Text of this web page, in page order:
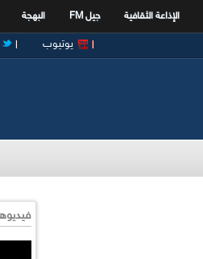
الإذاعة الثقافية جيل FM البهجة
يوتيوب